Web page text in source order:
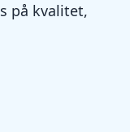
på kvalitet,